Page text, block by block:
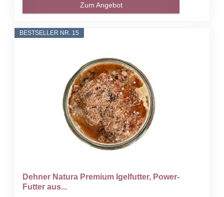
Zum Angebot
BESTSELLER NR. 15
Dehner Natura Premium Igelfutter, Power-
Futter aus...